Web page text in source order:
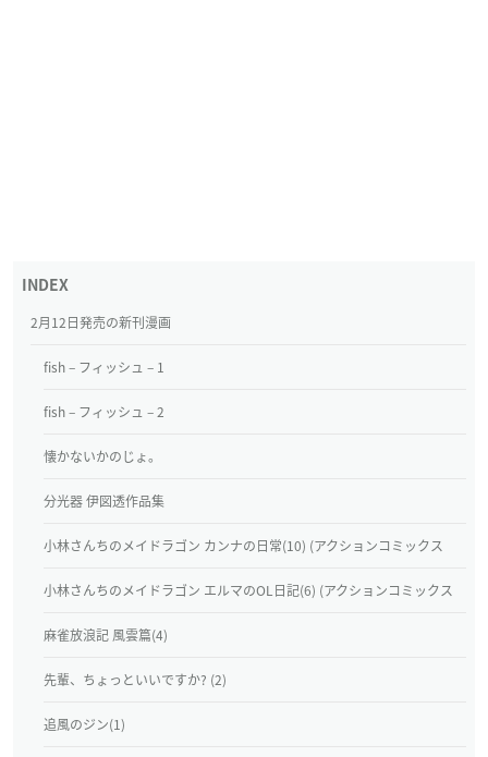
2月12日発売の新刊漫画
fish – フィッシュ – 1
fish – フィッシュ – 2
懐かないかのじょ。
分光器 伊図透作品集
小林さんちのメイドラゴン カンナの日常(10) (アクションコミックス
小林さんちのメイドラゴン エルマのOL日記(6) (アクションコミックス
麻雀放浪記 風雲篇(4)
先輩、ちょっといいですか? (2)
追風のジン(1)